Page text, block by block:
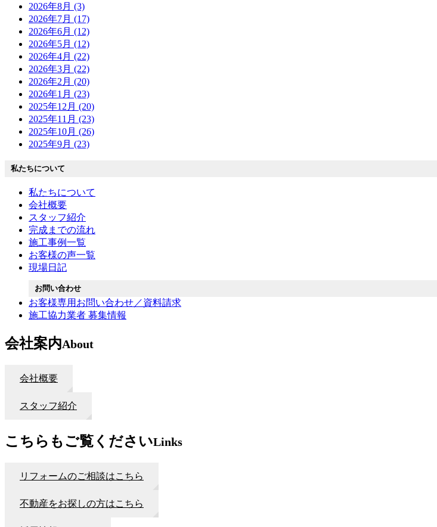
2026年8月 (3)
2026年7月 (17)
2026年6月 (12)
2026年5月 (12)
2026年4月 (22)
2026年3月 (22)
2026年2月 (20)
2026年1月 (23)
2025年12月 (20)
2025年11月 (23)
2025年10月 (26)
2025年9月 (23)
私たちについて
私たちについて
会社概要
スタッフ紹介
完成までの流れ
施工事例一覧
お客様の声一覧
現場日記
お問い合わせ
お客様専用お問い合わせ／資料請求
施工協力業者 募集情報
会社案内About
会社概要
スタッフ紹介
こちらもご覧くださいLinks
リフォームのご相談はこちら
不動産をお探しの方はこちら